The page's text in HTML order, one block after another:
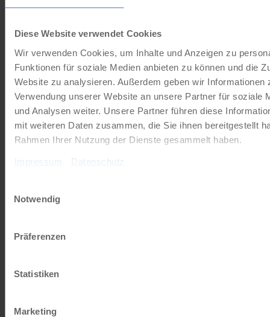
Diese Website verwendet Cookies
Wir verwenden Cookies, um Inhalte und Anzeigen zu
Funktionen für soziale Medien anbieten zu können und die
Website zu analysieren. Außerdem geben wir Informationen
Verwendung unserer Website an unsere Partner für soziale
und Analysen weiter. Unsere Partner führen diese
mit weiteren Daten zusammen, die Sie ihnen bereitgestellt
Rahmen Ihrer Nutzung der Dienste gesammelt haben.
Impressum Datenschutz
Notwendig
Präferenzen
Statistiken
Marketing
JETZT KOSTENFREI BESTELLEN
Schenken Sie unvergessliche
Momente!
Mit einem Reisegutschein haben Sie
immer das passende Geschenk.